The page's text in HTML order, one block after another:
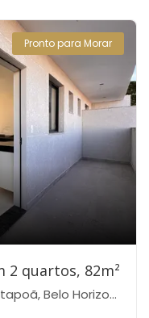
Pronto para Morar
2 quartos, 82m²
Belo Horizonte-MG